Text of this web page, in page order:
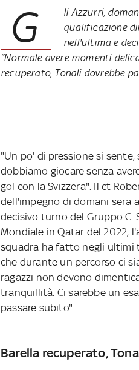
G
li Azzurri,
qualificazione
nell'ultima e
“Normale avere momenti
recuperato, Tonali dovrebbe
"Un po' di pressione si
dobbiamo giocare senza
gol con la Svizzera". Il ct
dell'impegno di domani sera
decisivo turno del Gruppo C.
Mondiale in Qatar del 2022,
squadra ha fatto negli ultimi
che durante un percorso ci
ragazzi non devono
tranquillità. Ci sarebbe un
passare subito".
Barella recuperato,